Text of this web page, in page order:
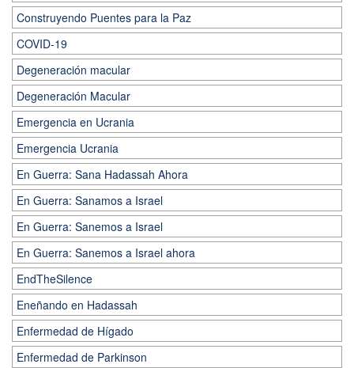
Construyendo Puentes para la Paz
COVID-19
Degeneración macular
Degeneración Macular
Emergencia en Ucrania
Emergencia Ucrania
En Guerra: Sana Hadassah Ahora
En Guerra: Sanamos a Israel
En Guerra: Sanemos a Israel
En Guerra: Sanemos a Israel ahora
EndTheSilence
Eneñando en Hadassah
Enfermedad de Hígado
Enfermedad de Parkinson